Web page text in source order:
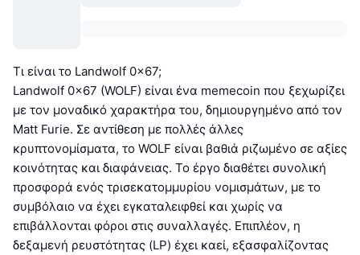
Τι είναι το Landwolf 0x67;
Landwolf 0x67 (WOLF) είναι ένα memecoin που ξεχωρίζει
με τον μοναδικό χαρακτήρα του, δημιουργημένο από τον
Matt Furie. Σε αντίθεση με πολλές άλλες
κρυπτονομίσματα, το WOLF είναι βαθιά ριζωμένο σε αξίες
κοινότητας και διαφάνειας. Το έργο διαθέτει συνολική
προσφορά ενός τρισεκατομμυρίου νομισμάτων, με το
συμβόλαιο να έχει εγκαταλειφθεί και χωρίς να
επιβάλλονται φόροι στις συναλλαγές. Επιπλέον, η
δεξαμενή ρευστότητας (LP) έχει καεί, εξασφαλίζοντας